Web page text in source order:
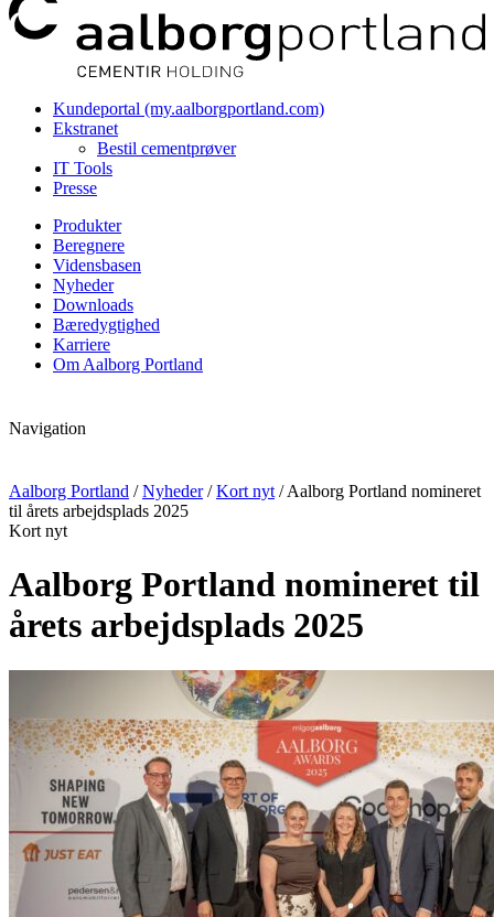
Kundeportal (my.aalborgportland.com)
Ekstranet
Bestil cementprøver
IT Tools
Presse
Produkter
Beregnere
Vidensbasen
Nyheder
Downloads
Bæredygtighed
Karriere
Om Aalborg Portland
Navigation
Aalborg Portland /Nyheder/Kort nyt /Aalborg Portland nomineret
til årets arbejdsplads 2025
Kort nyt
Aalborg Portland nomineret til
årets arbejdsplads 2025